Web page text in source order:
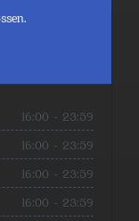
16:00 - 23:59
16:00 - 23:59
16:00 - 23:59
16:00 - 23:59